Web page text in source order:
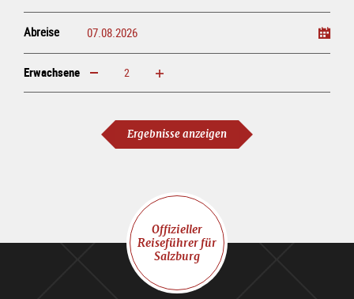
Abreise
Erwachsene erhöhen verringern
Ergebnisse anzeigen
Offizieller
Reiseführer für
Salzburg